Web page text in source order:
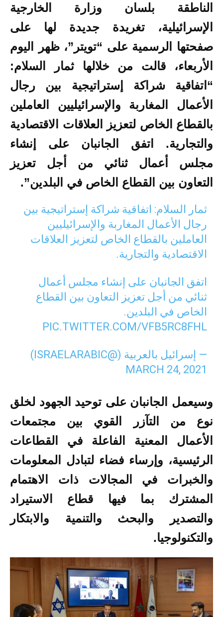
الناطقة بلسان وزارة الخارجية
الإسرائيلية، تغريدة جديدة لها على
صفحتها الرسمية على “تويتر”، ظهر اليوم
الأربعاء، قالت من خلالها ثمار السلام:
“اتفاقية شراكة إستراتيجية بين رجال
الأعمال المغاربة والإسرائيليين العاملين
بالقطاع الخاص لتعزيز العلاقات الاقتصادية
والتجارية. اتفق الجانبان على إنشاء
مجلس أعمال ثنائي من أجل تعزيز
التعاون بين القطاع الخاص في البلدين”.
ثمار السلام: اتفاقية شراكة إستراتيجية بين
رجال الأعمال المغاربة والإسرائيليين
العاملين بالقطاع الخاص لتعزيز العلاقات
الاقتصادية والتجارية.
اتفق الجانبان على إنشاء مجلس أعمال
ثنائي من أجل تعزيز التعاون بين القطاع
الخاص في البلدين.
PIC.TWITTER.COM/VFB5RC8FHL
— إسرائيل بالعربية (@ISRAELARABIC)
MARCH 24, 2021
وسيعمل الجانبان على توحيد الجهود لخلق
نوع من التآزر القوي بين مجتمعات
الأعمال المعنية الفاعلة في القطاعات
الرئيسية، وإرساء فضاء لتبادل المعلومات
والخبرات في المجالات ذات الاهتمام
المشترك بما فيها قطاع الاستيراد
والتصدير والبحث والتنمية والابتكار
والتكنولوجيا.